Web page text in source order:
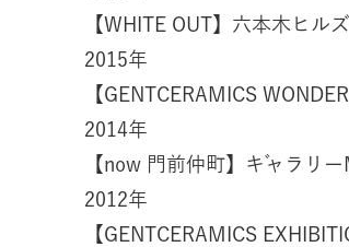
【WHITE OUT】六本木ヒル
2015年
【GENTCERAMICS
2014年
【now 門前仲町】ギャラリー
2012年
【GENTCERAMICS